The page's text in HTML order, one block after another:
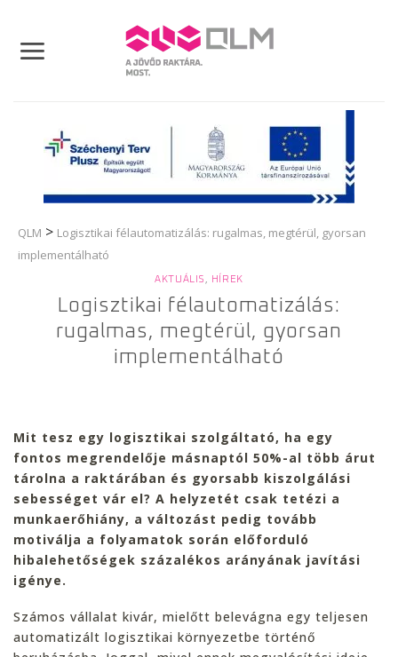
content
QLM > Logisztikai félautomatizálás: rugalmas, megtérül, gyorsan
implementálható
AKTUÁLIS HÍREK
Logisztikai félautomatizálás:
rugalmas, megtérül, gyorsan
implementálható
Mit tesz egy logisztikai szolgáltató, ha egy
fontos megrendelője másnaptól 50%-al több árut
tárolna a raktárában és gyorsabb kiszolgálási
sebességet vár el? A helyzetét csak tetézi a
munkaerőhiány, a változást pedig tovább
motiválja a folyamatok során előforduló
hibalehetőségek százalékos arányának javítási
igénye.
Számos vállalat kivár, mielőtt belevágna egy teljesen
automatizált logisztikai környezetbe történő